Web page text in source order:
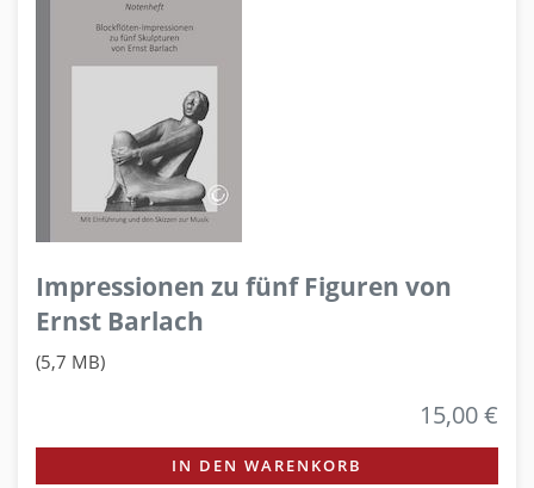
Impressionen zu fünf Figuren von
Ernst Barlach
(5,7 MB)
15,00 €
IN DEN WARENKORB